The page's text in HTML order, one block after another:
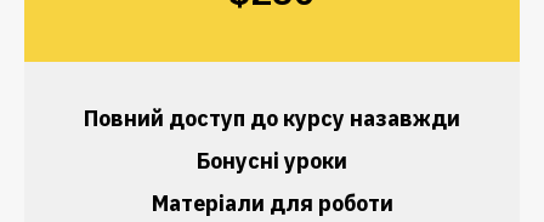
Повний доступ до курсу назавжди
Бонусні уроки
Матеріали для роботи